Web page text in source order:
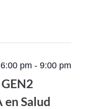
pm - 9:00 pm
Salud